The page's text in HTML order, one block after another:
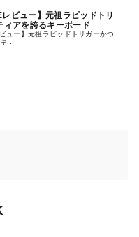
レビュー】元祖ラピッドトリ
ィアを誇るキーボード
ュー】元祖ラピッドトリガーかつ
...